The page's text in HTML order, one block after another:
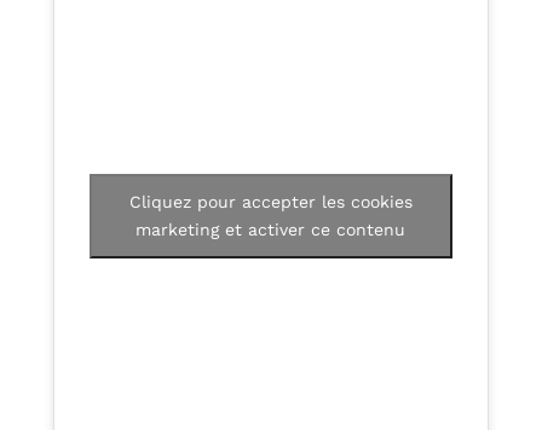
Cliquez pour accepter les cookies
marketing et activer ce contenu